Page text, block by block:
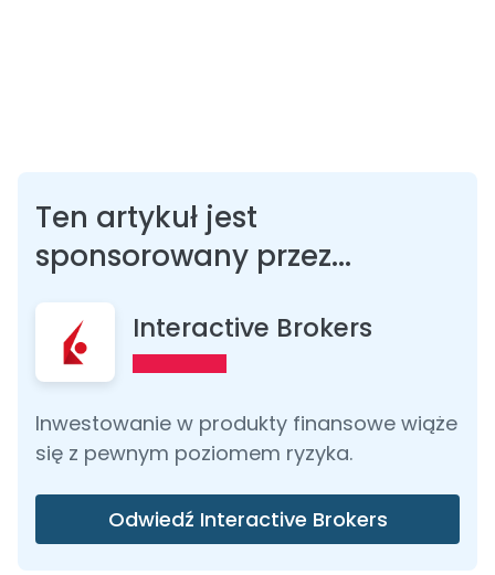
Ten artykuł jest
sponsorowany przez...
Interactive Brokers
Inwestowanie w produkty finansowe wiąże
się z pewnym poziomem ryzyka.
Odwiedź Interactive Brokers